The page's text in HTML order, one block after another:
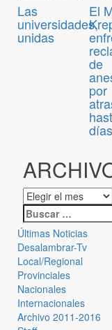
Las
universidades,
unidas
El
de
por
días
Últimas Noticias
Desalambrar-Tv
Local/Regional
Provinciales
Nacionales
Internacionales
Archivo 2011-2016